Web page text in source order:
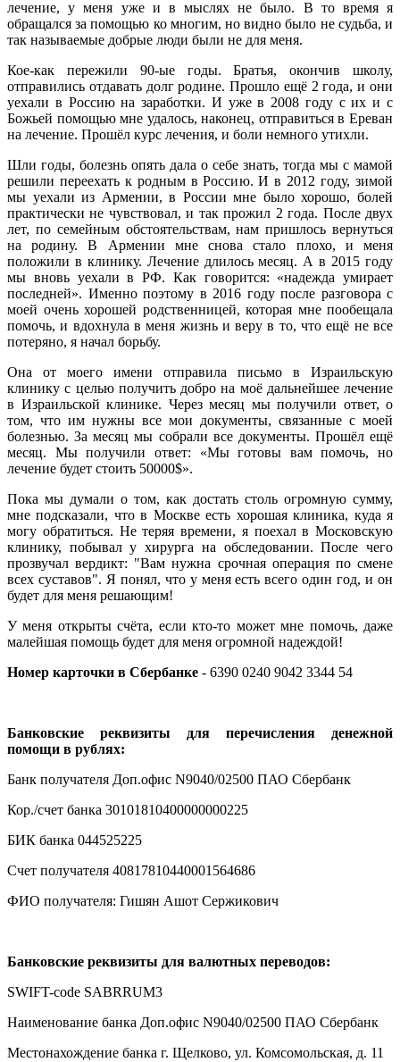
лечение, у меня уже и в мыслях не было. В то время я
обращался за помощью ко многим, но видно было не судьба, и
так называемые добрые люди были не для меня.
Кое-как пережили 90-ые годы. Братья, окончив школу,
отправились отдавать долг родине. Прошло ещё 2 года, и они
уехали в Россию на заработки. И уже в 2008 году с их и с
Божьей помощью мне удалось, наконец, отправиться в Ереван
на лечение. Прошёл курс лечения, и боли немного утихли.
Шли годы, болезнь опять дала о себе знать, тогда мы с мамой
решили переехать к родным в Россию. И в 2012 году, зимой
мы уехали из Армении, в России мне было хорошо, болей
практически не чувствовал, и так прожил 2 года. После двух
лет, по семейным обстоятельствам, нам пришлось вернуться
на родину. В Армении мне снова стало плохо, и меня
положили в клинику. Лечение длилось месяц. А в 2015 году
мы вновь уехали в РФ. Как говорится: «надежда умирает
последней». Именно поэтому в 2016 году после разговора с
моей очень хорошей родственницей, которая мне пообещала
помочь, и вдохнула в меня жизнь и веру в то, что ещё не все
потеряно, я начал борьбу.
Она от моего имени отправила письмо в Израильскую
клинику с целью получить добро на моё дальнейшее лечение
в Израильской клинике. Через месяц мы получили ответ, о
том, что им нужны все мои документы, связанные с моей
болезнью. За месяц мы собрали все документы. Прошёл ещё
месяц. Мы получили ответ: «Мы готовы вам помочь, но
лечение будет стоить 50000$».
Пока мы думали о том, как достать столь огромную сумму,
мне подсказали, что в Москве есть хорошая клиника, куда я
могу обратиться. Не теряя времени, я поехал в Московскую
клинику, побывал у хирурга на обследовании. После чего
прозвучал вердикт: "Вам нужна срочная операция по смене
всех суставов". Я понял, что у меня есть всего один год, и он
будет для меня решающим!
У меня открыты счёта, если кто-то может мне помочь, даже
малейшая помощь будет для меня огромной надеждой!
Номер карточки в Сбербанке - 6390 0240 9042 3344 54
Банковские реквизиты для перечисления денежной
помощи в рублях:
Банк получателя Доп.офис N9040/02500 ПАО Сбербанк
Кор./счет банка 30101810400000000225
БИК банка 044525225
Счет получателя 40817810440001564686
ФИО получателя: Гишян Ашот Сержикович
Банковские реквизиты для валютных переводов:
SWIFT-code SABRRUM3
Наименование банка Доп.офис N9040/02500 ПАО Сбербанк
Местонахождение банка г. Щелково, ул. Комсомольская, д. 11